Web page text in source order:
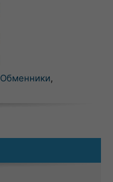
Обменники,